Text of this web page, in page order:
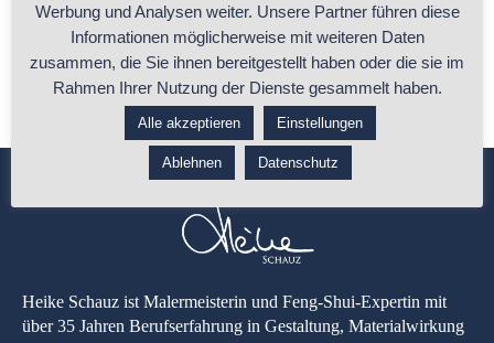
Malermeisterin und...
...ganzen Beitrag lesen
Heike Schauz ist Malermeisterin und Feng-Shui-Expertin mit
über 35 Jahren Berufserfahrung in Gestaltung, Materialwirkung
Werbung und Analysen weiter. Unsere Partner führen diese
Informationen möglicherweise mit weiteren Daten
zusammen, die Sie ihnen bereitgestellt haben oder die sie im
Rahmen Ihrer Nutzung der Dienste gesammelt haben.
Alle akzeptieren Einstellungen
Ablehnen Datenschutz